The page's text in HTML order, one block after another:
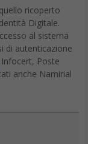
ricoperto
Digitale.
al sistema
di autenticazione
Infocert, Poste
anche Namirial